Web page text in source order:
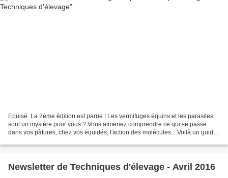
Epuisé. La 2ème édition est parue ! Les vermifuges équins et les parasites
sont un mystère pour vous ? Vous aimeriez comprendre ce qui se passe
dans vos pâtures, chez vos équidés, l'action des molécules... Voilà un guide
Newsletter de Techniques d'élevage - Avril 2016